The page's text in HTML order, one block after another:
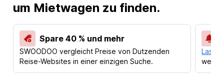
um Mietwagen zu finden.
Spare 40 % und mehr
SWOODOO vergleicht Preise von Dutzenden
Reise-Websites in einer einzigen Suche.
Lass